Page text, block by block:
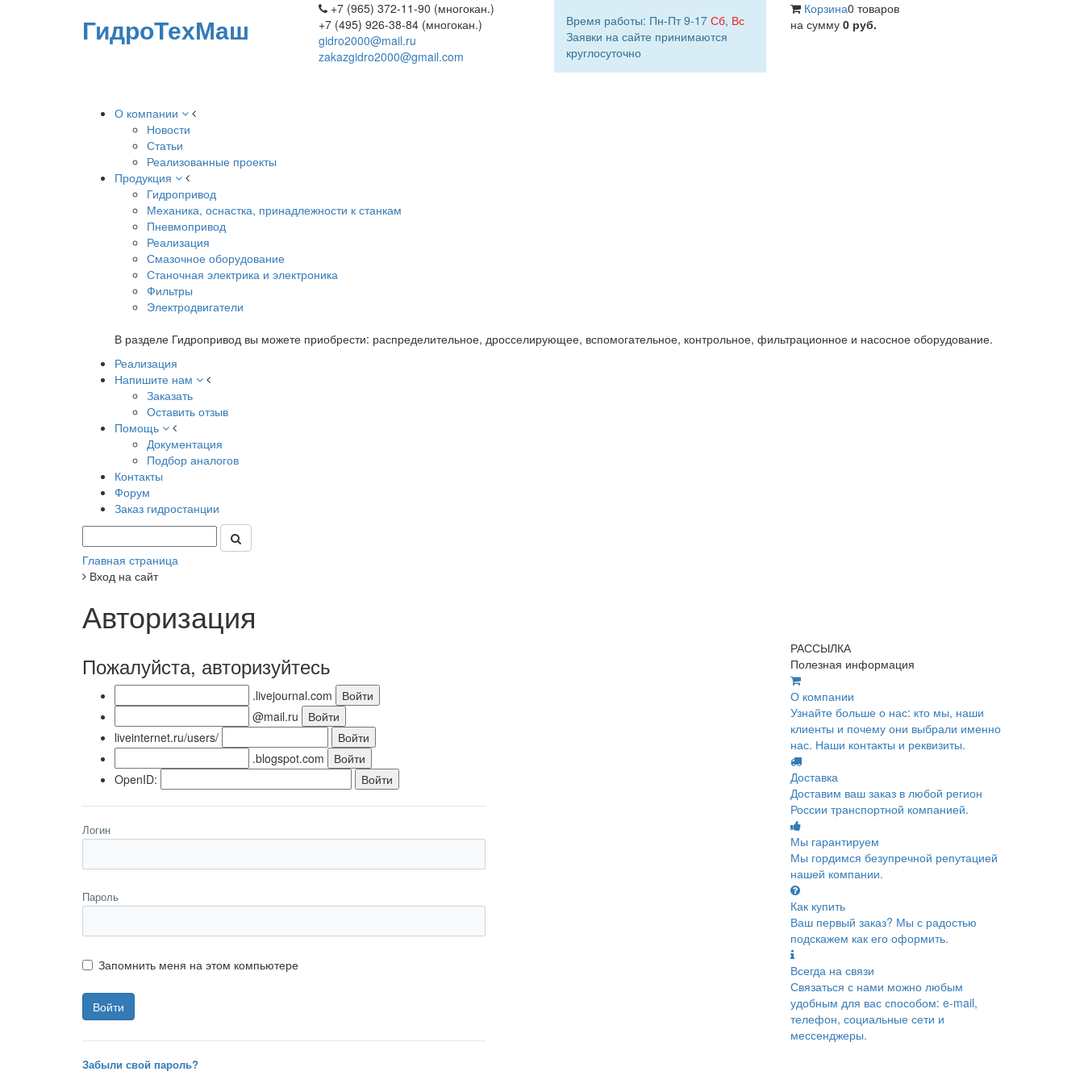
ГидроТехМаш
+7 (965) 372-11-90 (многокан.)
+7 (495) 926-38-84 (многокан.)
gidro2000@mail.ru
zakazgidro2000@gmail.com
Время работы: Пн-Пт 9-17 Сб, Вс
Заявки на сайте принимаются
круглосуточно
Корзина0 товаров
на сумму 0 руб.
О компании
Новости
Статьи
Реализованные проекты
Продукция
Гидропривод
Механика, оснастка, принадлежности к станкам
Пневмопривод
Реализация
Смазочное оборудование
Станочная электрика и электроника
Фильтры
Электродвигатели
В разделе Гидропривод вы можете приобрести: распределительное, дросселирующее, вспомогательное, контрольное, фильтрационное и насосное оборудование.
Реализация
Напишите нам
Заказать
Оставить отзыв
Помощь
Документация
Подбор аналогов
Контакты
Форум
Заказ гидростанции
Главная страница
Вход на сайт
Авторизация
Пожалуйста, авторизуйтесь
.livejournal.com
@mail.ru
liveinternet.ru/users/
.blogspot.com
OpenID:
Логин
Пароль
Запомнить меня на этом компьютере
Забыли свой пароль?
РАССЫЛКА
Полезная информация
О компании
Узнайте больше о нас: кто мы, наши
клиенты и почему они выбрали именно
нас. Наши контакты и реквизиты.
Доставка
Доставим ваш заказ в любой регион
России транспортной компанией.
Мы гарантируем
Мы гордимся безупречной репутацией
нашей компании.
Как купить
Ваш первый заказ? Мы с радостью
подскажем как его оформить.
Всегда на связи
Связаться с нами можно любым
удобным для вас способом: e-mail,
телефон, социальные сети и
мессенджеры.